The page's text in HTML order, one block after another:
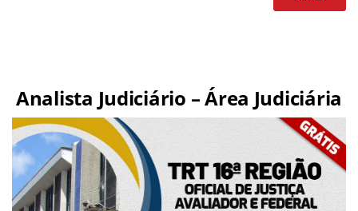
Analista Judiciário – Área Judiciária